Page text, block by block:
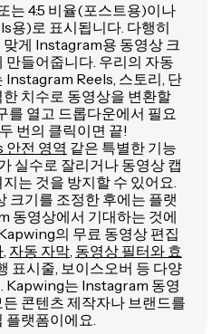
는 4:5 비율(포스트용)이나
용)로 표시됩니다. 다행히
게 Instagram용 동영상 크
만들어줍니다. 우리의 자동
Instagram Reels, 스토리, 단
치수로 동영상을 변환할
를 열고 드롭다운에서 필요
번의 클릭이면 끝!
안전 영역 같은 특별한 기능
실수로 잘리거나 동영상 캡
는 것을 방지할 수 있어요.
크기를 조정한 후에는 플랫
동영상에서 기대하는 것에
의 무료 동영상 편집
, 자동 자막, 동영상 필터와 효
표시줄, 보이스오버 등 다양
Kapwing는 Instagram 동영
콘텐츠 제작자나 브랜드를
플랫폼이에요.